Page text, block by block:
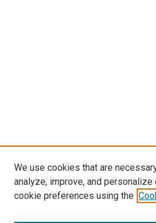
We use cookies that are
analyze, improve, and personalize
cookie preferences using the